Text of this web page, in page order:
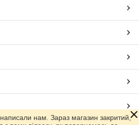
нам. Зараз магазин закритий,